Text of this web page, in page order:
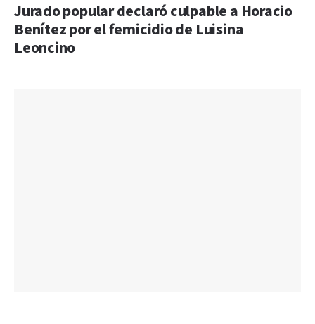
Jurado popular declaró culpable a Horacio
Benítez por el femicidio de Luisina
Leoncino